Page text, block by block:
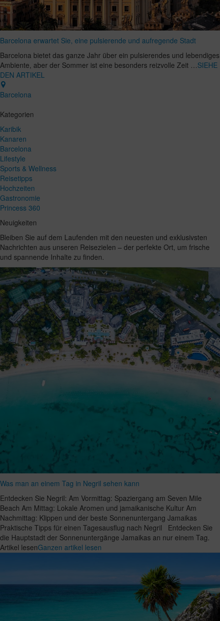
Barcelona erwartet Sie, eine pulsierende und aufregende Stadt
Barcelona bietet das ganze Jahr über ein pulsierendes und lebendiges
Ambiente, aber der Sommer ist eine besonders reizvolle Zeit …SIEHE
DEN ARTIKEL
Barcelona
Kategorien
Karibik
Kanaren
Barcelona
Lifestyle
Sports & Wellness
Reisetipps
Hochzeiten
Gastronomie
Princess 360
Neuigkeiten
Bleiben Sie auf dem Laufenden mit den neuesten und exklusivsten
Nachrichten aus unseren Reisezielen – der perfekte Ort, um frische
und spannende Inhalte zu finden.
Was man an einem Tag in Negril sehen kann
Entdecken Sie Negril: Am Vormittag: Spaziergang am Seven Mile
Beach Am Mittag: Lokale Aromen und jamaikanische Kultur Am
Nachmittag: Klippen und der beste Sonnenuntergang Jamaikas
Praktische Tipps für einen Tagesausflug nach Negril Entdecken Sie
die Hauptstadt der Sonnenuntergänge Jamaikas an nur einem Tag.
Artikel lesenGanzen artikel lesen